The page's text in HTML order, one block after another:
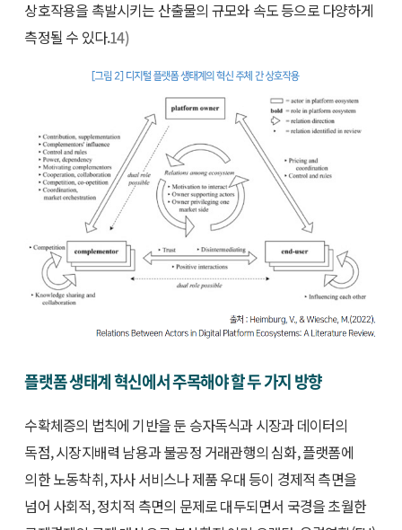
상호작용을 촉발시키는 산출물의 규모와 속도 등으로 다양하게
측정될 수 있다.14)
플랫폼 생태계 혁신에서 주목해야 할 두 가지 방향
수확체증의 법칙에 기반을 둔 승자독식과 시장과 데이터의
독점, 시장지배력 남용과 불공정 거래관행의 심화, 플랫폼에
의한 노동착취, 자사 서비스나 제품 우대 등이 경제적 측면을
넘어 사회적, 정치적 측면의 문제로 대두되면서 국경을 초월한